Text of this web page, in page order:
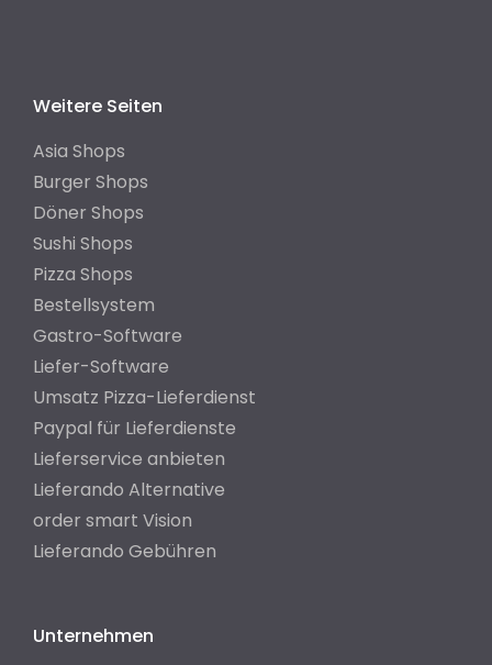
Weitere Seiten
Asia Shops
Burger Shops
Döner Shops
Sushi Shops
Pizza Shops
Bestellsystem
Gastro-Software
Liefer-Software
Umsatz Pizza-Lieferdienst
Paypal für Lieferdienste
Lieferservice anbieten
Lieferando Alternative
order smart Vision
Lieferando Gebühren
Unternehmen